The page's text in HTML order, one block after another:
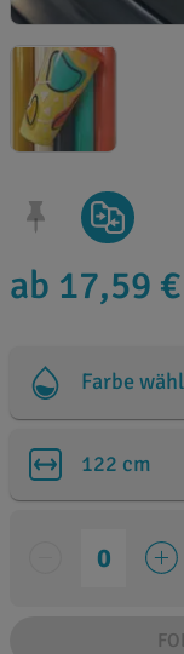
ab 17,59 €
Farbe
122 cm